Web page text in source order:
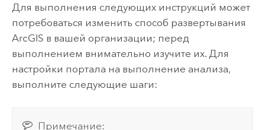
Для выполнения следующих инструкций может
потребоваться изменить способ развертывания
ArcGIS в вашей организации; перед
выполнением внимательно изучите их. Для
настройки портала на выполнение анализа,
выполните следующие шаги:
Примечание: